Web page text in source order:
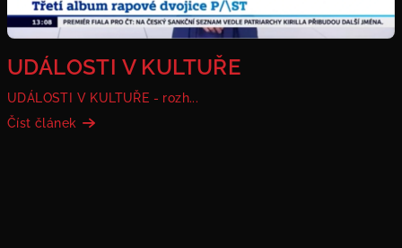
UDÁLOSTI V KULTUŘE
UDÁLOSTI V KULTUŘE - rozh...
Číst článek